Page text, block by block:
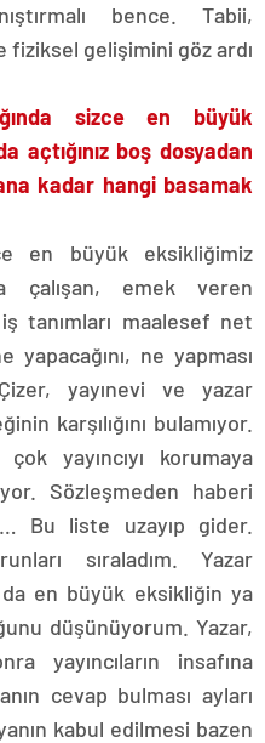
bence. Tabii,
gelişimini göz ardı
sizce en büyük
açtığınız boş dosyadan
kadar hangi basamak
en büyük eksikliğimiz
çalışan, emek veren
iş tanımları maalesef net
yapacağını, ne yapması
yayınevi ve yazar
karşılığını bulamıyor.
yayıncıyı korumaya
Sözleşmeden haberi
Bu liste uzayıp gider.
sıraladım. Yazar
da en büyük eksikliğin ya
düşünüyorum. Yazar,
yayıncıların insafına
cevap bulması ayları
kabul edilmesi bazen